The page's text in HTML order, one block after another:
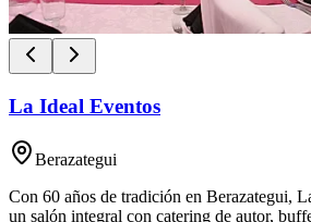
La Ideal Eventos
Berazategui
Con 60 años de tradición en Berazategui,
un salón integral con catering de autor,